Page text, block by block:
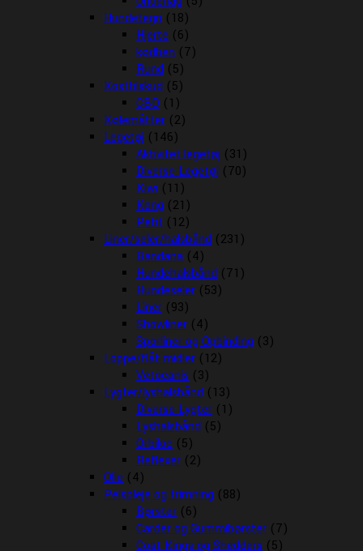
Hundetegn (18)
Hjerte (6)
kødben (7)
Rund (5)
Kosttilskud (5)
CBD (1)
Kølemåtter (2)
Legetøj (146)
Aktivitet legetøj (31)
Diverse Legetøj (70)
Kiwi (11)
Kong (21)
Petit (12)
Liner/seler/halsbånd (231)
Bandana (4)
Hundehalsbånd (71)
Hundeseler (53)
Liner (93)
Showliner (4)
Sporliner og Opbinding (3)
Loppe/flåt midler (12)
Vetocanis (3)
Lygter/lyshalsbånd (13)
Diverse Lygter (1)
Lyshalsbånd (5)
Orbiloc (5)
Reflexer (2)
Olie (4)
Pelspleje og trimning (88)
Børster (6)
Carder og Gummibørster (7)
Coat Kings og Shedders (5)